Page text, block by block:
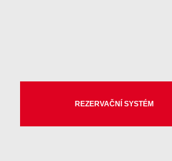
REZERVAČNÍ SYSTÉM